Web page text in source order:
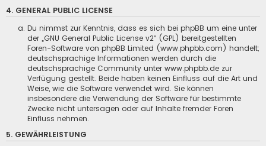
4. GENERAL PUBLIC LICENSE
Du nimmst zur Kenntnis, dass es sich bei phpBB um eine unter
der „GNU General Public License v2“ (GPL) bereitgestellten
Foren-Software von phpBB Limited (www.phpbb.com) handelt;
deutschsprachige Informationen werden durch die
deutschsprachige Community unter www.phpbb.de zur
Verfügung gestellt. Beide haben keinen Einfluss auf die Art und
Weise, wie die Software verwendet wird. Sie können
insbesondere die Verwendung der Software für bestimmte
Zwecke nicht untersagen oder auf Inhalte fremder Foren
Einfluss nehmen.
5. GEWÄHRLEISTUNG